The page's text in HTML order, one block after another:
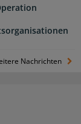
Nachrichten